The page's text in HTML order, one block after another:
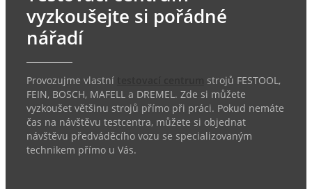
vyzkoušejte si pořádné
nářadí
Provozujme vlastní
strojů FESTOOL,
FEIN, BOSCH, MAFELL a DREMEL. Zde si můžete
vyzkoušet většinu strojů přímo při práci. Pokud nemáte
čas na návštěvu testcentra, můžete si objednat
návštěvu předváděcího vozu se specializovaným
technikem přímo u Vás.